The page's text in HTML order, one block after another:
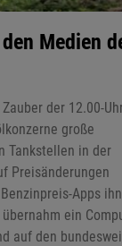
Medien
der 12.00-
große
Tankstellen in der
Preisänderungen
Apps
ein
auf den